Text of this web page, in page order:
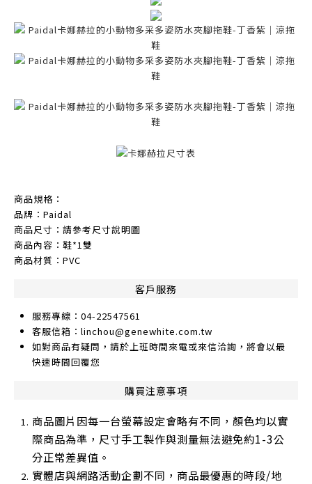
商品規格：
品牌：Paidal
商品尺寸：請參考尺寸說明圖
商品內容：鞋*1雙
商品材質：PVC
客戶服務
服務專線：04-22547561
客服信箱：linchou@genewhite.com.tw
如對商品有疑問，請於上班時間來電或來信洽詢，將會以最
快速時間回覆您
購買注意事項
商品圖片因每一台螢幕設定會略有不同，顏色均以實
際商品為準，尺寸手工製作與測量無法避免約1-3公
分正常差異值。
實體店與網路活動企劃不同，商品最優惠的時段/地